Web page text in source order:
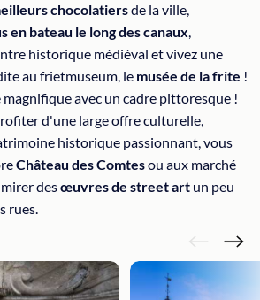
chocolatiersde la ville,
en bateau le long des canaux,
historique médiéval et vivez une
au frietmuseum, le musée de la frite !
magnifique avec un cadre pittoresque !
d'une large offre culturelle,
historique passionnant, vous
Château des Comtesou aux marché
desœuvres de street art un peu
rues.